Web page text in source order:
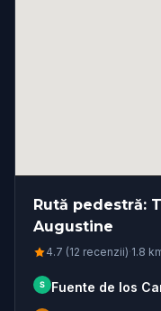
Rută pedestră:
Augustine
4.7 (12 recenzii)·1.8
S Fuente de los